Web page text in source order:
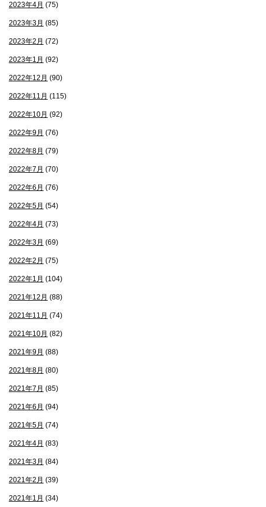
2023年4月 (75)
2023年3月 (85)
2023年2月 (72)
2023年1月 (92)
2022年12月 (90)
2022年11月 (115)
2022年10月 (92)
2022年9月 (76)
2022年8月 (79)
2022年7月 (70)
2022年6月 (76)
2022年5月 (54)
2022年4月 (73)
2022年3月 (69)
2022年2月 (75)
2022年1月 (104)
2021年12月 (88)
2021年11月 (74)
2021年10月 (82)
2021年9月 (88)
2021年8月 (80)
2021年7月 (85)
2021年6月 (94)
2021年5月 (74)
2021年4月 (83)
2021年3月 (84)
2021年2月 (39)
2021年1月 (34)